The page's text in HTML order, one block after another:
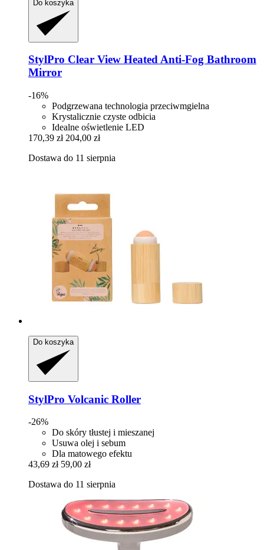
Do koszyka
StylPro Clear View Heated Anti-​Fog Bathroom
Mirror
-16%
Podgrzewana technologia przeciwmgielna
Krystalicznie czyste odbicia
Idealne oświetlenie LED
170,39 zł 204,00 zł
Dostawa do 11 sierpnia
Do koszyka
StylPro Volcanic Roller
-26%
Do skóry tłustej i mieszanej
Usuwa olej i sebum
Dla matowego efektu
43,69 zł 59,00 zł
Dostawa do 11 sierpnia